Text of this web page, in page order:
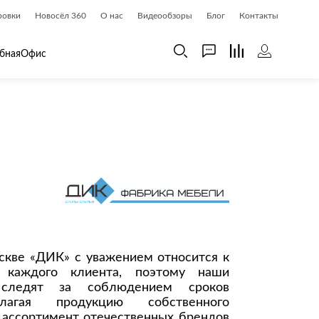
Новосёл 360 О нас Видеообзоры Блог Контакты
Офис
Книжные шкафы и библиотеки
Шкафы навесные
Шкафы распашные
Шкафы-купе
«ДИК» с уважением относится к
клиента, поэтому наши
за соблюдением сроков
продукцию собственного